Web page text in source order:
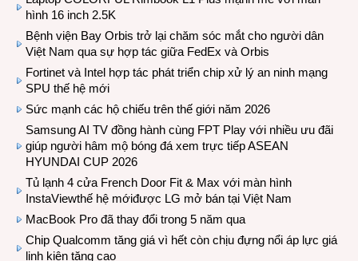
hình 16 inch 2.5K
Bệnh viện Bay Orbis trở lại chăm sóc mắt cho người dân
Việt Nam qua sự hợp tác giữa FedEx và Orbis
Fortinet và Intel hợp tác phát triển chip xử lý an ninh mạng
SPU thế hệ mới
Sức mạnh các hộ chiếu trên thế giới năm 2026
Samsung AI TV đồng hành cùng FPT Play với nhiều ưu đãi
giúp người hâm mộ bóng đá xem trực tiếp ASEAN
HYUNDAI CUP 2026
Tủ lạnh 4 cửa French Door Fit & Max với màn hình
InstaViewthế hệ mớiđược LG mở bán tại Việt Nam
MacBook Pro đã thay đổi trong 5 năm qua
Chip Qualcomm tăng giá vì hết còn chịu đựng nổi áp lực giá
linh kiện tăng cao